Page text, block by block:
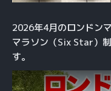
2026年4月のロンドン
マラソン（Six Star）
す。